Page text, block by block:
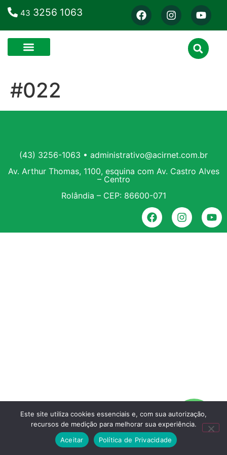
43 3256 1063
#022
(43) 3256-1063 • administrativo@acirnet.com.br
Av. Arthur Thomas, 1100, esquina com Av. Castro Alves
– Centro
Rolândia – CEP: 86600-071
Este site utiliza cookies essenciais e, com sua autorização,
recursos de medição para melhorar sua experiência.
Aceitar
Política de Privacidade